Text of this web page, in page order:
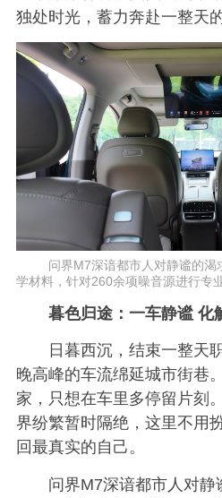
独处时光，蓄力奔赴一整天
问界M7深谙都市人对静谧的
学材料，针对260余项噪音源进行专
暮色归途：一车静谧 化
日暮西沉，结束一整天
晚高峰的车流绵延城市街巷
家，只想在车里多停留片刻
界纷繁暂时隔绝，这里不用
回最真实的自己。
问界M7深谙都市人对静